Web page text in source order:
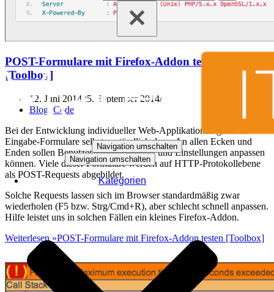
Navigation umschalten
Navigation umschalten
Kategorien
POST-Formulare mit Firefox-Addon testen
[Toolbox]
12. Juni 201425. September 2014
Blog, Code
Bei der Entwicklung individueller Web-Applikationen gehören
Eingabe-Formulare selbstverständlich dazu. An allen Ecken und
Enden sollen Benutzer Daten eingeben und Einstellungen anpassen
können. Viele dieser Formulare werden auf HTTP-Protokollebene
als POST-Requests abgebildet.
Solche Requests lassen sich im Browser standardmäßig zwar
wiederholen (F5 bzw. Strg/Cmd+R), aber schlecht schnell anpassen.
Hilfe leistet uns in solchen Fällen ein kleines Firefox-Addon.
Weiterlesen »POST-Formulare mit Firefox-Addon testen [Toolbox]